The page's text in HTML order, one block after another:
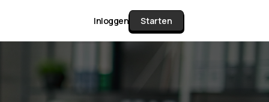
Inloggen Starten